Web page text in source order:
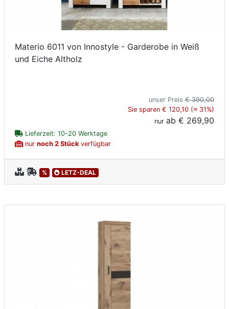
Materio 6011 von Innostyle - Garderobe in Weiß
und Eiche Altholz
unser Preis € 390,00
Sie sparen € 120,10 (≈ 31%)
nur ab € 269,90
Lieferzeit: 10-20 Werktage
nur noch 2 Stückverfügbar
% LETZ-DEAL